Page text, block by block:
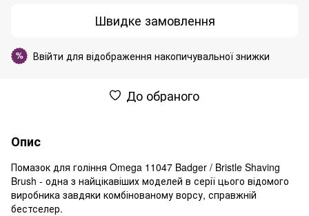
Швидке замовлення
% Ввійти для відображення накопичувальної знижки
До обраного
Опис
Помазок для гоління Omega 11047 Badger / Bristle Shaving
Brush - одна з найцікавіших моделей в серії цього відомого
виробника завдяки комбінованому ворсу, справжній
бестселер.